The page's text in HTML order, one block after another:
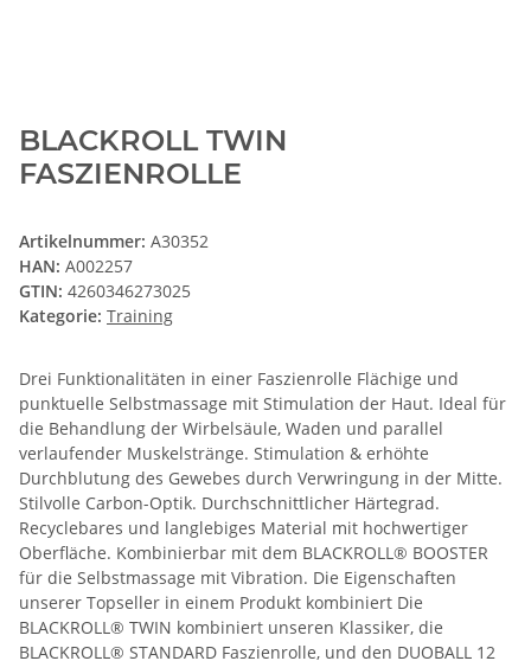
BLACKROLL TWIN
FASZIENROLLE
Artikelnummer: A30352
HAN: A002257
GTIN: 4260346273025
Kategorie: Training
Drei Funktionalitäten in einer Faszienrolle Flächige und
punktuelle Selbstmassage mit Stimulation der Haut. Ideal für
die Behandlung der Wirbelsäule, Waden und parallel
verlaufender Muskelstränge. Stimulation & erhöhte
Durchblutung des Gewebes durch Verwringung in der Mitte.
Stilvolle Carbon-Optik. Durchschnittlicher Härtegrad.
Recyclebares und langlebiges Material mit hochwertiger
Oberfläche. Kombinierbar mit dem BLACKROLL® BOOSTER
für die Selbstmassage mit Vibration. Die Eigenschaften
unserer Topseller in einem Produkt kombiniert Die
BLACKROLL® TWIN kombiniert unseren Klassiker, die
BLACKROLL® STANDARD Faszienrolle, und den DUOBALL 12